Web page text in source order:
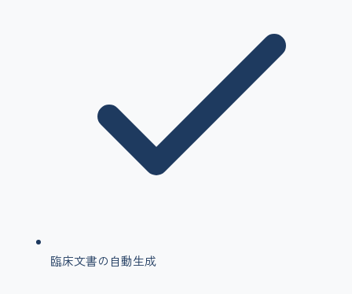
臨床文書の自動生成